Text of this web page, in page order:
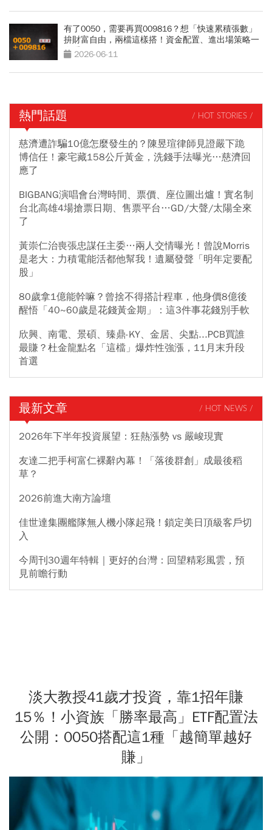
有了0050，需要再買009816？想「快速累積張數」
拚財富自由，兩檔這樣搭！資金配置、進出場策略一
次看2026-06-11
熱門話題 / HOT STORIES /
慈濟遭詐騙10億怎麼發生的？陳昱瑄律師見證嚴下跪
博信任！豪宅藏158公斤黃金，洗錢手法曝光…慈濟回
應了
BIGBANG演唱會台灣時間、票價、座位圖出爐！實名制
台北高雄4場搶票日期、售票平台…GD/大聲/太陽全來
了
黃崇仁治喪張忠謀任主委…兩人交情曝光！曾說Morris
是老大：力積電能活都他幫我！遺屬發聲「明年定要配
股」
80歲拿1億能幹嘛？曾捨不得搭計程車，他身價8億後
醒悟「40~60歲是花錢黃金期」：這3件事花錢別手軟
欣興、南電、景碩、臻鼎-KY、金居、尖點...PCB買誰
最賺？杜金龍點名「這檔」爆炸性強漲，11月末升段
首選
最新文章 / HOT NEWS /
2026年下半年投資展望：狂熱漲勢 vs 嚴峻現實
友達二把手柯富仁裸辭內幕！「落後群創」成最後稻
草？
2026前進大南方論壇
佳世達集團艦隊無人機小隊起飛！鎖定美日頂級客戶切
入
今周刊30週年特輯｜更好的台灣：回望精彩風雲，預
見前瞻行動
淡大教授41歲才投資，靠1招年賺
15％！小資族「勝率最高」ETF配置法
公開：0050搭配這1種「越簡單越好
賺」